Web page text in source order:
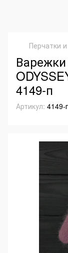
Перчатки
4149-п
Артикул: 4149-